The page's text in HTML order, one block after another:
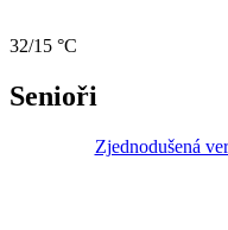
32/15 °C
Senioři
Zjednodušená